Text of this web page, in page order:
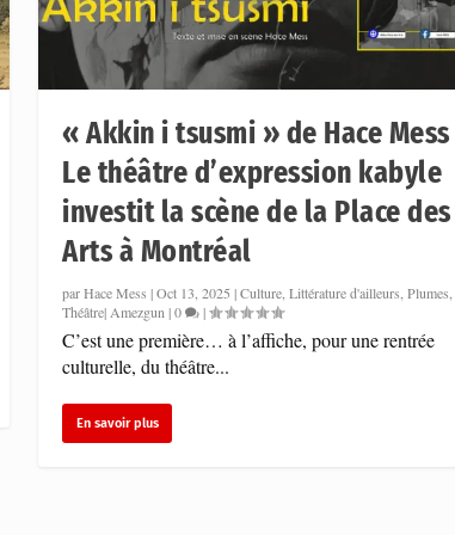
théâtre d&rsq...
Théâtre| Amezgun|0 |
« Akkin i tsusmi » de Hace Mess
Le théâtre d’expression kabyle
investit la scène de la Place des
Arts à Montréal
parHace Mess |Oct 13, 2025 |Culture ,Littérature d'ailleurs ,Plumes
Théâtre| Amezgun |0 |
C’est une première… à l’affiche, pour une rentrée
culturelle, du théâtre...
En savoir plus